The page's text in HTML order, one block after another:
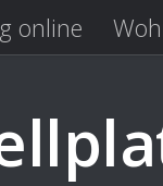
online